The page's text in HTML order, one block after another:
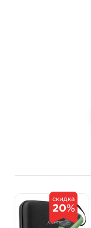
скидка
20%